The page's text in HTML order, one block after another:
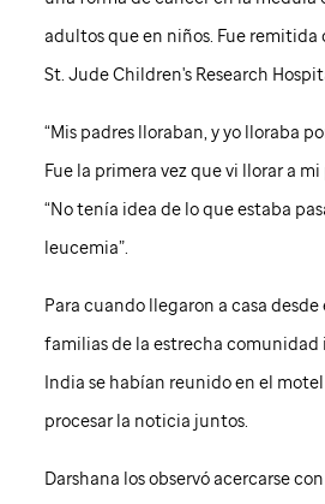
adultos que en niños. Fue remitida
St. JudeChildren's Research
“Mis padres lloraban, y yo lloraba
Fue la primera vez que vi llorar a mi
“No tenía idea de lo que estaba
leucemia”.
Para cuando llegaron a casa
familias de la estrecha
India se habían reunido en el
procesar la noticia juntos.
Darshana los observó acercarse